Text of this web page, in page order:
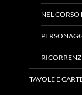
NEL CORSO
TAVOLE E